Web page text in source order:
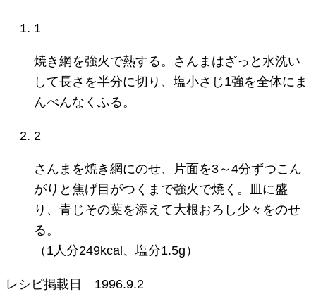
1
焼き網を強火で熱する。さんまはざっと水洗い
して長さを半分に切り、塩小さじ1強を全体にま
んべんなくふる。
2
さんまを焼き網にのせ、片面を3～4分ずつこん
がりと焦げ目がつくまで強火で焼く。皿に盛
り、青じその葉を添えて大根おろし少々をのせ
る。
（1人分249kcal、塩分1.5g）
レシピ掲載日 1996.9.2